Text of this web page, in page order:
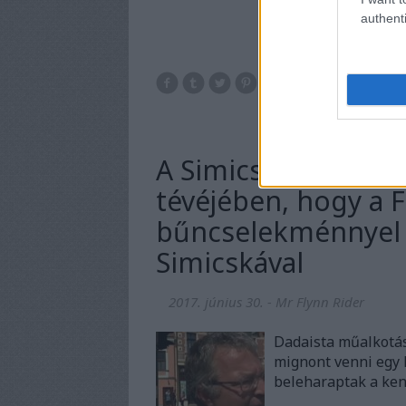
A Simicska-riport
tévéjében, hogy a
bűncselekménnyel
Simicskával
2017. június 30. - Mr Flynn Rider
Dadaista
mignont venni egy
beleharaptak a